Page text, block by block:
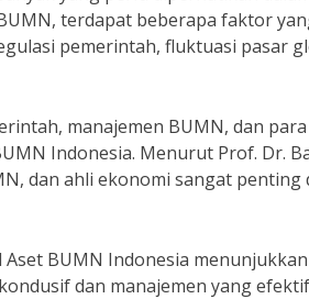
terdapat beberapa faktor
pemerintah, fluktuasi pasar
manajemen BUMN, dan
Indonesia. Menurut Prof. Dr.
dan ahli ekonomi sangat penting
BUMN Indonesia
dan manajemen yang